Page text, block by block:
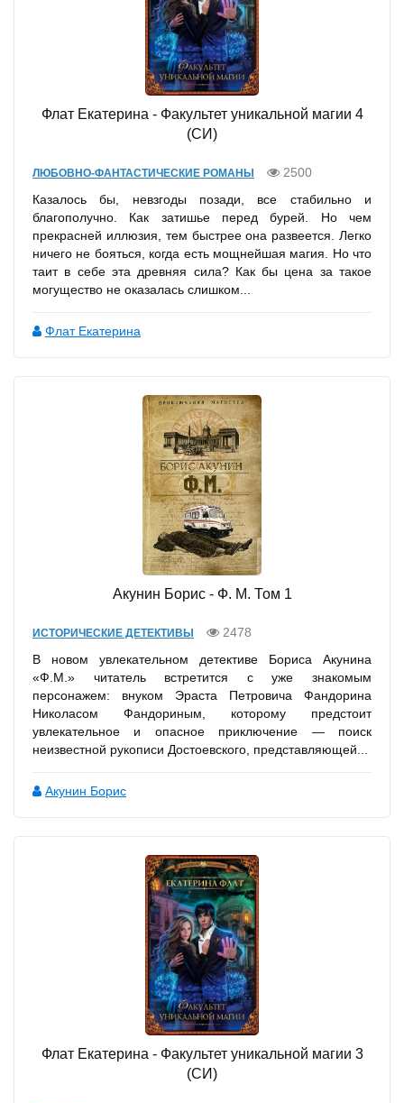
Флат Екатерина - Факультет уникальной магии 4
(СИ)
ЛЮБОВНО-ФАНТАСТИЧЕСКИЕ РОМАНЫ
2500
Казалось бы, невзгоды позади, все стабильно и
благополучно. Как затишье перед бурей. Но чем
прекрасней иллюзия, тем быстрее она развеется. Легко
ничего не бояться, когда есть мощнейшая магия. Но что
таит в себе эта древняя сила? Как бы цена за такое
могущество не оказалась слишком...
Флат Екатерина
Акунин Борис - Ф. М. Том 1
ИСТОРИЧЕСКИЕ ДЕТЕКТИВЫ
2478
В новом увлекательном детективе Бориса Акунина
«Ф.М.» читатель встретится с уже знакомым
персонажем: внуком Эраста Петровича Фандорина
Николасом Фандориным, которому предстоит
увлекательное и опасное приключение — поиск
неизвестной рукописи Достоевского, представляющей...
Акунин Борис
Флат Екатерина - Факультет уникальной магии 3
(СИ)